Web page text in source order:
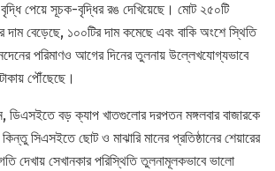
পেয়ে সূচক-বৃদ্ধির রঙ দেখিয়েছে। মোট ২৫০টি
দাম বেড়েছে, ১০০টির দাম কমেছে এবং বাকি অংশে স্থিতি
পরিমাণও আগের দিনের তুলনায় উল্লেখযোগ্যভাবে
পৌঁছেছে।
ডিএসইতে বড় ক্যাপ খাতগুলোর দরপতন মঙ্গলবার বাজারকে
সিএসইতে ছোট ও মাঝারি মানের প্রতিষ্ঠানের শেয়ারের
দেখায় সেখানকার পরিস্থিতি তুলনামূলকভাবে ভালো